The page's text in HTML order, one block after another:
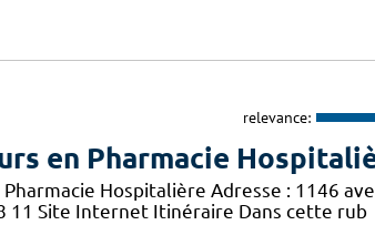
relevance:
en Pharmacie
Hospitalière Adresse : 1146
11 Site Internet Itinéraire Dans cette rub